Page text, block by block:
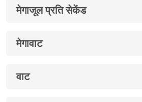
मेगाजूल प्रति सेकेंड
मेगावाट
वाट